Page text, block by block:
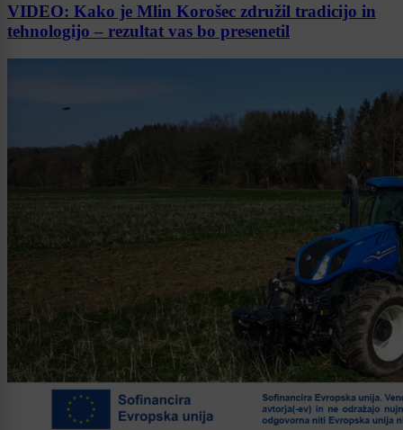
VIDEO: Kako je Mlin Korošec združil tradicijo in
tehnologijo – rezultat vas bo presenetil